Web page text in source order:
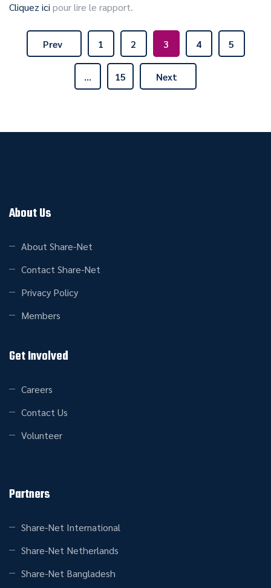
Cliquez ici pour lire le rapport.
Prev 1 2 3 4 5
… 15 Next
About Us
About Share-Net
Contact Share-Net
Privacy Policy
Members
Get Involved
Careers
Contact Us
Volunteer
Partners
Share-Net International
Share-Net Netherlands
Share-Net Bangladesh